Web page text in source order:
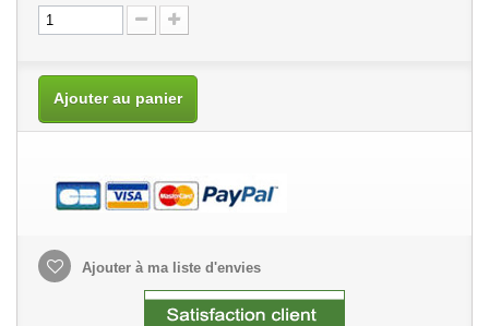
Ajouter au panier
Ajouter à ma liste d'envies